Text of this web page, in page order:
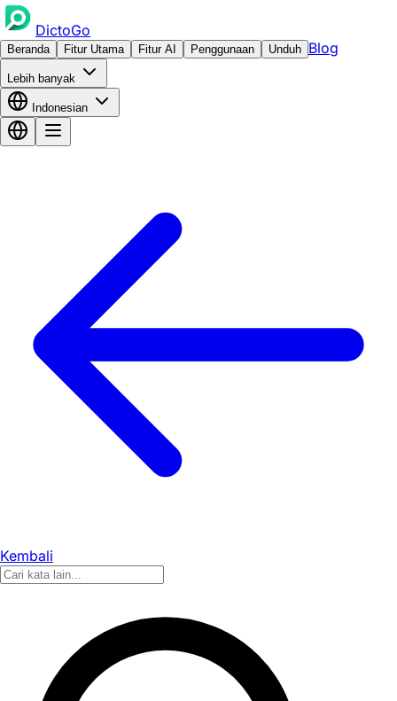
DictoGo
Beranda Fitur Utama Fitur AI Penggunaan Unduh Blog
Lebih banyak
Indonesian
Kembali